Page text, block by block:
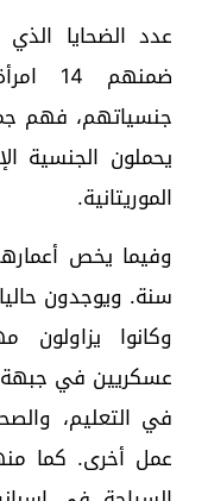
يحملون الجنسية
الموريتانية.
سنة. ويوجدون
وكانوا
عسكريين في جبهة
في التعليم،
عمل أخرى. كما